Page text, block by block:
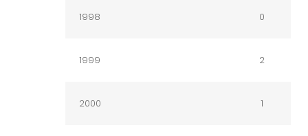
1998 0
1999 2
2000 1